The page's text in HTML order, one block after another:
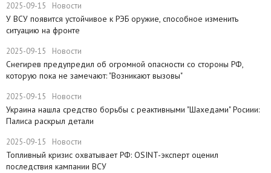
2025-09-15 Новости
У ВСУ появится устойчивое к РЭБ оружие, способное изменить
ситуацию на фронте
2025-09-15 Новости
Снегирев предупредил об огромной опасности со стороны РФ,
которую пока не замечают: "Возникают вызовы"
2025-09-15 Новости
​Украина нашла средство борьбы с реактивными "Шахедами" Росиии:
Палиса раскрыл детали
2025-09-15 Новости
​Топливный кризис охватывает РФ: OSINT-эксперт оценил
последствия кампании ВСУ